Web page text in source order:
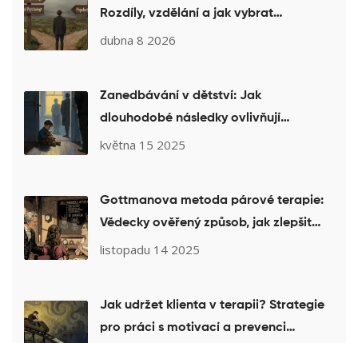
Rozdíly, vzdělání a jak vybrat
správného terapeuta
dubna 8 2026
Zanedbávání v dětství: Jak
dlouhodobé následky ovlivňují
dospělost a co pomáhá psychoterapie
května 15 2025
Gottmanova metoda párové terapie:
Vědecky ověřený způsob, jak zlepšit
manželství
listopadu 14 2025
Jak udržet klienta v terapii? Strategie
pro práci s motivací a prevenci